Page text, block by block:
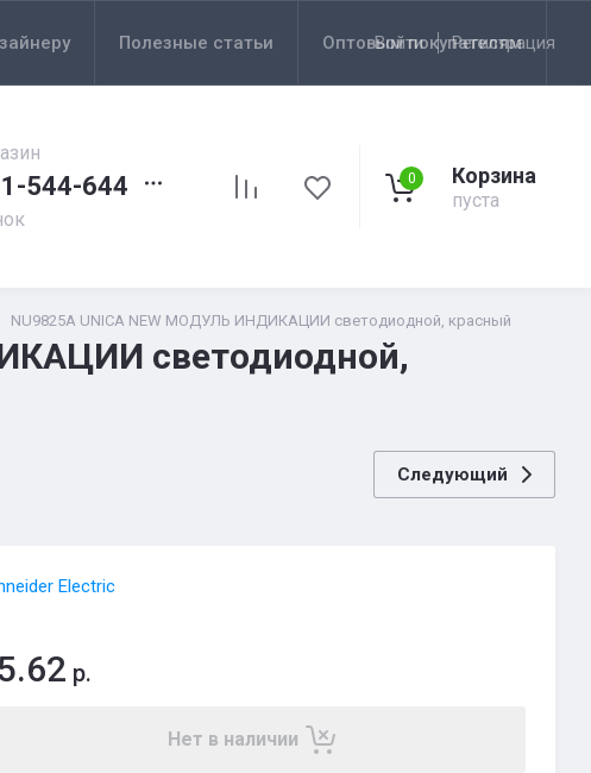
Полезные статьи Оптовым покупателям
Войти Регистрация
544-644 0 Корзина
пуста
NU9825A UNICA NEW МОДУЛЬ ИНДИКАЦИИ светодиодной, красный
светодиодной,
Следующий
Electric
р.
Нет в наличии